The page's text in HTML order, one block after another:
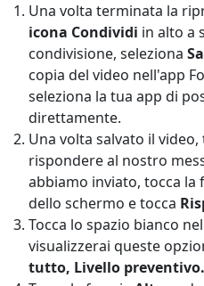
Una volta terminata la
icona Condividi in alto a
condivisione, seleziona
copia del video nell'app
seleziona la tua app di
direttamente.
Una volta salvato il
rispondere al nostro
abbiamo inviato, tocca
dello schermo e tocca
Tocca lo spazio bianco
visualizzerai queste
tutto, Livello preventivo.